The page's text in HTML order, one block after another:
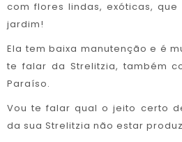
com flores lindas, exóticas,
jardim!
Ela tem baixa manutenção e é
te falar da Strelitzia, também
Paraíso.
Vou te falar qual o jeito certo
da sua Strelitzia não estar